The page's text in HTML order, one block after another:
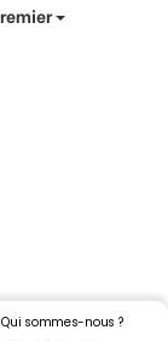
Qui sommes-nous ?